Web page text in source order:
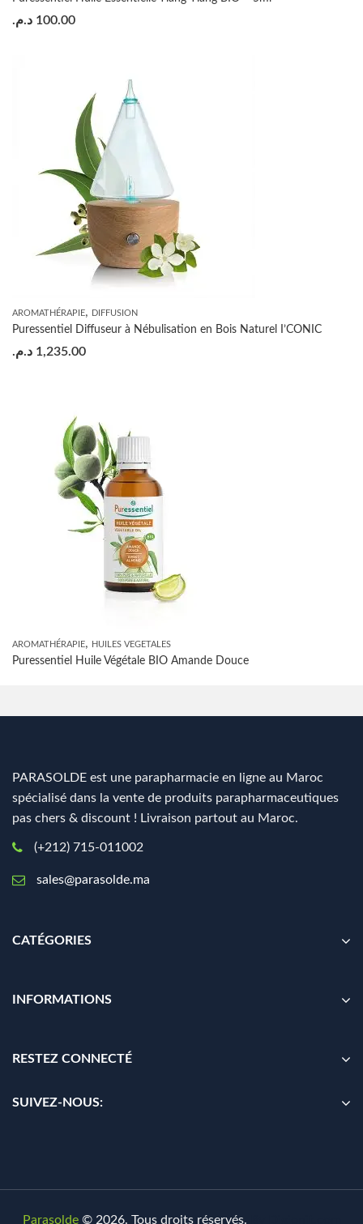
100.00 د.م.
AROMATHÉRAPIE, DIFFUSION
Puressentiel Diffuseur à Nébulisation en Bois Naturel I’CONIC
1,235.00 د.م.
AROMATHÉRAPIE, HUILES VEGETALES
Puressentiel Huile Végétale BIO Amande Douce
PARASOLDE est une parapharmacie en ligne au Maroc
spécialisé dans la vente de produits parapharmaceutiques
pas chers & discount ! Livraison partout au Maroc.
(+212) 715-011002
sales@parasolde.ma
CATÉGORIES
INFORMATIONS
RESTEZ CONNECTÉ
SUIVEZ-NOUS:
Parasolde© 2026. Tous droits réservés.